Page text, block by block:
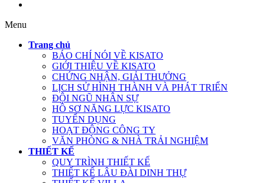
Menu
Trang chủ
BÁO CHÍ NÓI VỀ KISATO
GIỚI THIỆU VỀ KISATO
CHỨNG NHẬN, GIẢI THƯỞNG
LỊCH SỬ HÌNH THÀNH VÀ PHÁT TRIỂN
ĐỘI NGŨ NHÂN SỰ
HỒ SƠ NĂNG LỰC KISATO
TUYỂN DỤNG
HOẠT ĐỘNG CÔNG TY
VĂN PHÒNG & NHÀ TRẢI NGHIỆM
THIẾT KẾ
QUY TRÌNH THIẾT KẾ
THIẾT KẾ LÂU ĐÀI DINH THỰ